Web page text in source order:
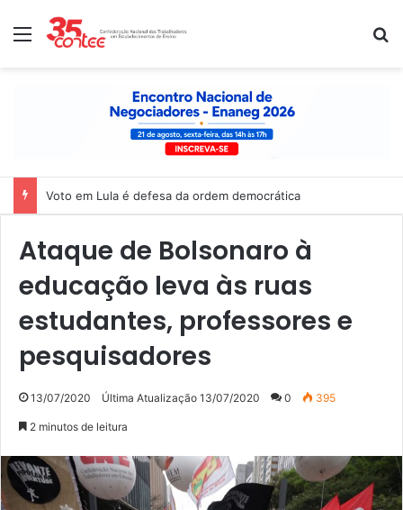
Menu
Voto em Lula é defesa da ordem democrática
Ataque de Bolsonaro à
educação leva às ruas
estudantes, professores e
pesquisadores
13/07/2020 Última Atualização 13/07/2020 0 395
2 minutos de leitura